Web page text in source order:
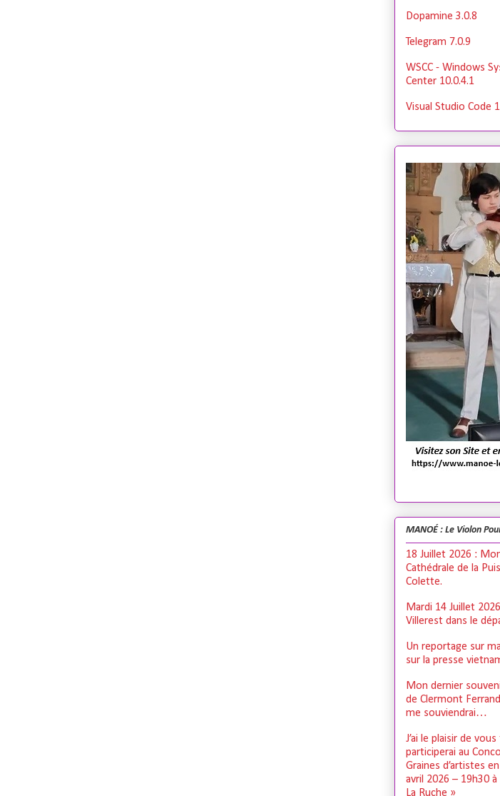
Dopamine 3.0.8
Telegram 7.0.9
WSCC - Windows
Center 10.0.4.1
Visual Studio Code
MANOÉ : Le Violon
18 Juillet 2026 :
Cathédrale de la
Colette.
Mardi 14 Juillet
Villerest dans le
Un reportage sur
sur la presse
Mon dernier
de Clermont
me souviendrai…
J’ai le plaisir de
participerai au
Graines d’artistes
avril 2026 – 19h30
La Ruche »